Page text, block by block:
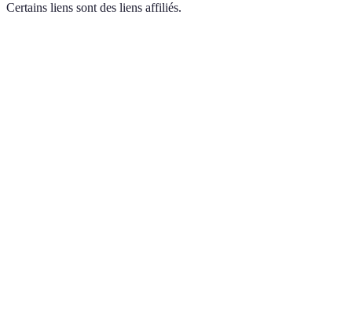
Certains liens sont des liens affiliés.